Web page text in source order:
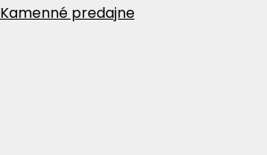
Kamenné predajne